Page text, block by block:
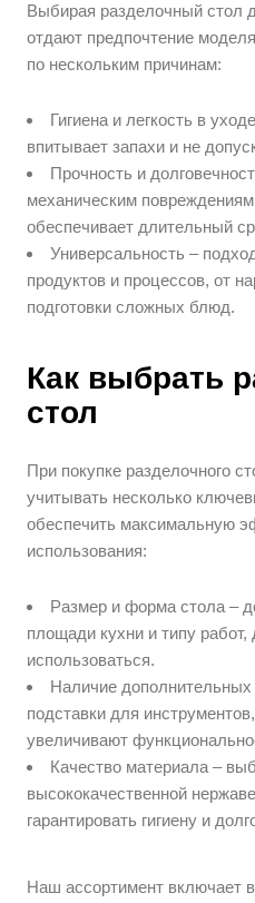
Выбирая разделочный стол
отдают предпочтение
по нескольким причинам:
Гигиена и легкость в
впитывает запахи и не
Прочность и
механическим повреждениям
обеспечивает длительный
Универсальность –
продуктов и процессов, от
подготовки сложных блюд.
Как выбрать
стол
При покупке разделочного
учитывать несколько
обеспечить максимальную
использования:
Размер и форма стола –
площади кухни и типу
использоваться.
Наличие дополнительных
подставки для
увеличивают
Качество материала –
высококачественной
гарантировать гигиену и
Наш ассортимент включает